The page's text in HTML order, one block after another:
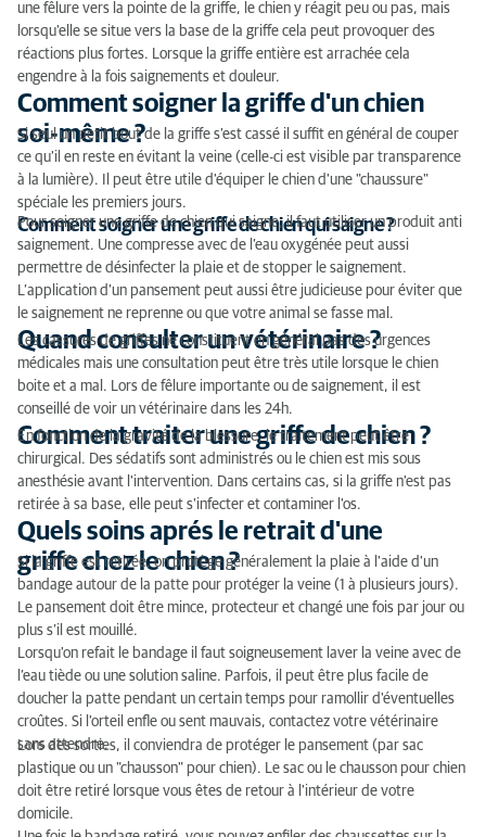
une fêlure vers la pointe de la griffe, le chien y réagit peu ou pas, mais
lorsqu'elle se situe vers la base de la griffe cela peut provoquer des
réactions plus fortes. Lorsque la griffe entière est arrachée cela
engendre à la fois saignements et douleur.
Comment soigner la griffe d'un chien
soi-même ?
Si seul un petit bout de la griffe s'est cassé il suffit en général de couper
ce qu'il en reste en évitant la veine (celle-ci est visible par transparence
à la lumière). Il peut être utile d'équiper le chien d'une "chaussure"
spéciale les premiers jours.
Comment soigner une griffe de chien qui saigne ?
Pour soigner une griffe de chien qui saigne, il faut utiliser un produit anti
saignement. Une compresse avec de l’eau oxygénée peut aussi
permettre de désinfecter la plaie et de stopper le saignement.
L’application d’un pansement peut aussi être judicieuse pour éviter que
le saignement ne reprenne ou que votre animal se fasse mal.
Quand consulter un vétérinaire ?
Les cassures de griffes ne constituent en général pas des urgences
médicales mais une consultation peut être très utile lorsque le chien
boite et a mal. Lors de fêlure importante ou de saignement, il est
conseillé de voir un vétérinaire dans les 24h.
Comment traiter une griffe de chien ?
En fonction de la gravité de la blessure, le traitement peut être
chirurgical. Des sédatifs sont administrés ou le chien est mis sous
anesthésie avant l'intervention. Dans certains cas, si la griffe n'est pas
retirée à sa base, elle peut s'infecter et contaminer l'os.
Quels soins aprés le retrait d'une
griffe chez le chien ?
Si la griffe est retirée, on protège généralement la plaie à l'aide d'un
bandage autour de la patte pour protéger la veine (1 à plusieurs jours).
Le pansement doit être mince, protecteur et changé une fois par jour ou
plus s’il est mouillé.
Lorsqu'on refait le bandage il faut soigneusement laver la veine avec de
l’eau tiède ou une solution saline. Parfois, il peut être plus facile de
doucher la patte pendant un certain temps pour ramollir d'éventuelles
croûtes. Si l'orteil enfle ou sent mauvais, contactez votre vétérinaire
sans attendre.
Lors des sorties, il conviendra de protéger le pansement (par sac
plastique ou un "chausson" pour chien). Le sac ou le chausson pour chien
doit être retiré lorsque vous êtes de retour à l'intérieur de votre
domicile.